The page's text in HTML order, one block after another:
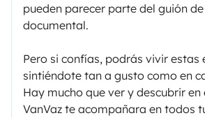
pueden parecer parte del guión
documental.
Pero si confías, podrás vivir estas
sintiéndote tan a gusto como en
Hay mucho que ver y descubrir en
VanVaz te acompañara en todos